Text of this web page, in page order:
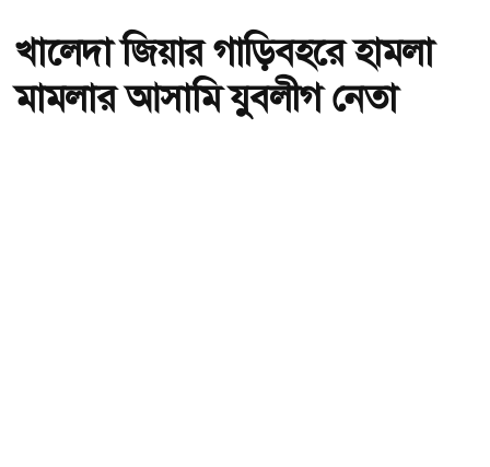
খালেদা জিয়ার গাড়িবহরে হামলা
মামলার আসামি যুবলীগ নেতা